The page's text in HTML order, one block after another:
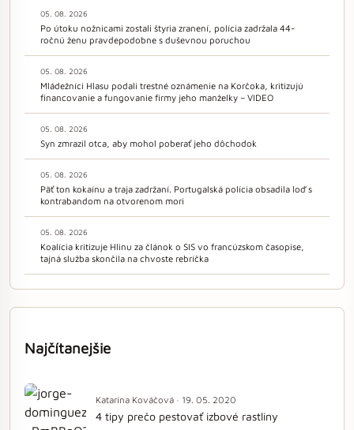
05. 08. 2026
Po útoku nožnicami zostali štyria zranení, polícia zadržala 44-
ročnú ženu pravdepodobne s duševnou poruchou
05. 08. 2026
Mládežníci Hlasu podali trestné oznámenie na Korčoka, kritizujú
financovanie a fungovanie firmy jeho manželky – VIDEO
05. 08. 2026
Syn zmrazil otca, aby mohol poberať jeho dôchodok
05. 08. 2026
Päť ton kokaínu a traja zadržaní. Portugalská polícia obsadila loď s
kontrabandom na otvorenom mori
05. 08. 2026
Koalícia kritizuje Hlinu za článok o SIS vo francúzskom časopise,
tajná služba skončila na chvoste rebríčka
Najčítanejšie
Katarína Kováčová · 19. 05. 2020
4 tipy prečo pestovať izbové rastliny